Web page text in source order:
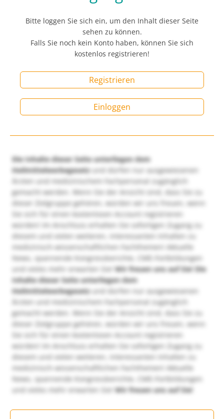
Bitte loggen Sie sich ein, um den Inhalt dieser Seite
sehen zu können.
Falls Sie noch kein Konto haben, können Sie sich
kostenlos registrieren!
Registrieren
Einloggen
Die Inhalte dieser Seite unterliegen dem
Heilmittelwerbegesetzund dürfen nur ausgewiesenen
Ärzten und medizinischem Fachpersonal zugänglich
gemacht werden. Wenn Sie der Ansicht sind, dass Sie zu
dieser Zielgruppe gehören, würden wir uns freuen, wenn
Sie sich für einen kostenlosen Account registrieren
würden! Im Anschluss erhalten Sie sofortigen Zugang zu
diesem und vielen weiteren, interessanten Inhalten zu
medizinisch-wissenschaftlichen Fachthemen! Aktuelle
News, spannende Kongressberichte, CME-Fortbildungen
und vieles mehr erwarten Sie!Wir freuen uns auf Sie! Die
Inhalte dieser Seite unterliegen dem
Heilmittelwerbegesetzund dürfen nur ausgewiesenen
Ärzten und medizinischem Fachpersonal zugänglich
gemacht werden. Wenn Sie der Ansicht sind, dass Sie zu
dieser Zielgruppe gehören, würden wir uns freuen, wenn
Sie sich für einen kostenlosen Account registrieren
würden! Im Anschluss erhalten Sie sofortigen Zugang zu
diesem und vielen weiteren, interessanten Inhalten zu
medizinisch-wissenschaftlichen Fachthemen! Aktuelle
News, spannende Kongressberichte, CME-Fortbildungen
und vieles mehr erwarten Sie!Wir freuen uns auf Sie!